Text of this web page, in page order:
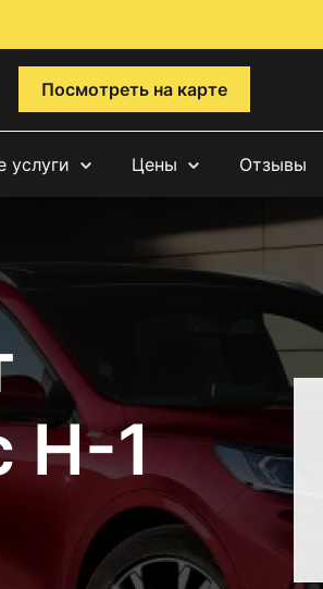
Посмотреть на карте
услуги Цены Отзывы
Н-1